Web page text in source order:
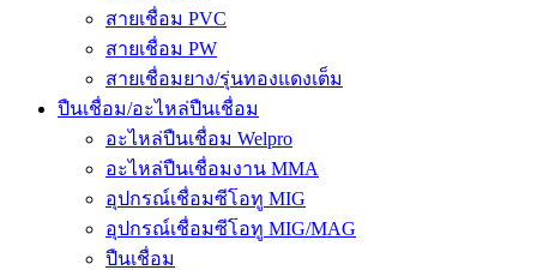
สายเชื่อม PVC
สายเชื่อม PW
สายเชื่อมยาง/รุ่นทองแดงเต็ม
ปืนเชื่อม/อะไหล่ปืนเชื่อม
อะไหล่ปืนเชื่อม Welpro
อะไหล่ปืนเชื่อมงาน MMA
อุปกรณ์เชื่อมซีโอทู MIG
อุปกรณ์เชื่อมซีโอทู MIG/MAG
ปืนเชื่อม